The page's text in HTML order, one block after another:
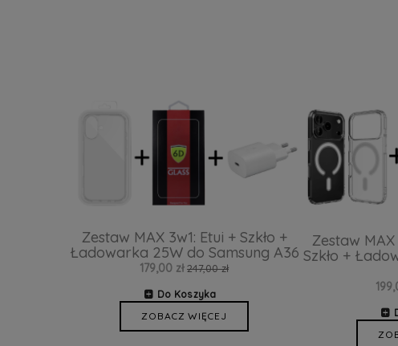
Zestaw MAX 3w1: Etui + Szkło +
Ładowarka 25W do Samsung A36
179,00 zł 247,00 zł
Do Koszyka
ZOBACZ WIĘCEJ
Zestaw
Szkło +